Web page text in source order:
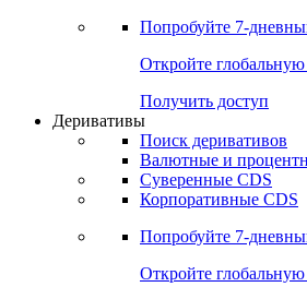
Попробуйте 7-
Откройте
Получить доступ
Деривативы
Поиск деривативов
Валютные и
Суверенные CDS
Корпоративные CDS
Попробуйте 7-
Откройте